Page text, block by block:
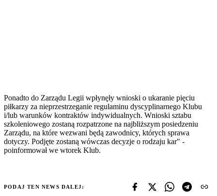
Ponadto do Zarządu Legii wpłynęły wnioski o ukaranie pięciu
piłkarzy za nieprzestrzeganie regulaminu dyscyplinarnego Klubu
i/lub warunków kontraktów indywidualnych. Wnioski sztabu
szkoleniowego zostaną rozpatrzone na najbliższym posiedzeniu
Zarządu, na które wezwani będą zawodnicy, których sprawa
dotyczy. Podjęte zostaną wówczas decyzje o rodzaju kar" -
poinformował we wtorek Klub.
PODAJ TEN NEWS DALEJ: